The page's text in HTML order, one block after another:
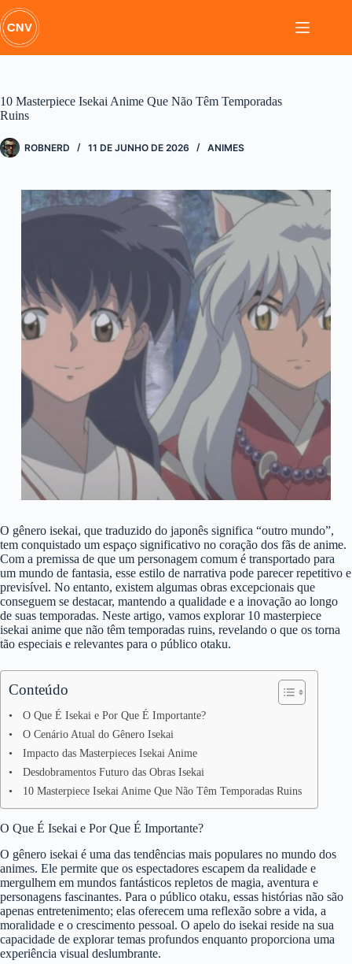
Pular
para
o
conteúdo
10 Masterpiece Isekai Anime Que Não Têm Temporadas
Ruins
ROBNERD 11 DE JUNHO DE 2026 ANIMES
O gênero isekai, que traduzido do japonês significa “outro mundo”,
tem conquistado um espaço significativo no coração dos fãs de anime.
Com a premissa de que um personagem comum é transportado para
um mundo de fantasia, esse estilo de narrativa pode parecer repetitivo e
previsível. No entanto, existem algumas obras excepcionais que
conseguem se destacar, mantendo a qualidade e a inovação ao longo
de suas temporadas. Neste artigo, vamos explorar 10 masterpiece
isekai anime que não têm temporadas ruins, revelando o que os torna
tão especiais e relevantes para o público otaku.
Conteúdo
O Que É Isekai e Por Que É Importante?
O Cenário Atual do Gênero Isekai
Impacto das Masterpieces Isekai Anime
Desdobramentos Futuro das Obras Isekai
10 Masterpiece Isekai Anime Que Não Têm Temporadas Ruins
O Que É Isekai e Por Que É Importante?
O gênero isekai é uma das tendências mais populares no mundo dos
animes. Ele permite que os espectadores escapem da realidade e
mergulhem em mundos fantásticos repletos de magia, aventura e
personagens fascinantes. Para o público otaku, essas histórias não são
apenas entretenimento; elas oferecem uma reflexão sobre a vida, a
moralidade e o crescimento pessoal. O apelo do isekai reside na sua
capacidade de explorar temas profundos enquanto proporciona uma
experiência visual deslumbrante.